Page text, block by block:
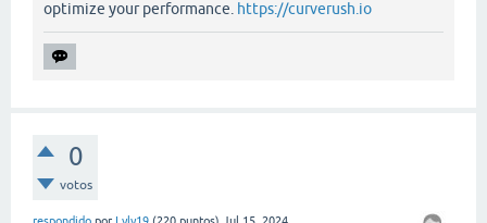
optimize your performance. https://curverush.io
0
votos